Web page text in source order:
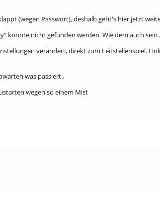
(wegen Passwort), deshalb geht's hier jetzt
konnte nicht gefunden werden. Wie dem auch sein..
verändert, direkt zum Leitstellenspiel.
was passiert..
wegen so einem Mist